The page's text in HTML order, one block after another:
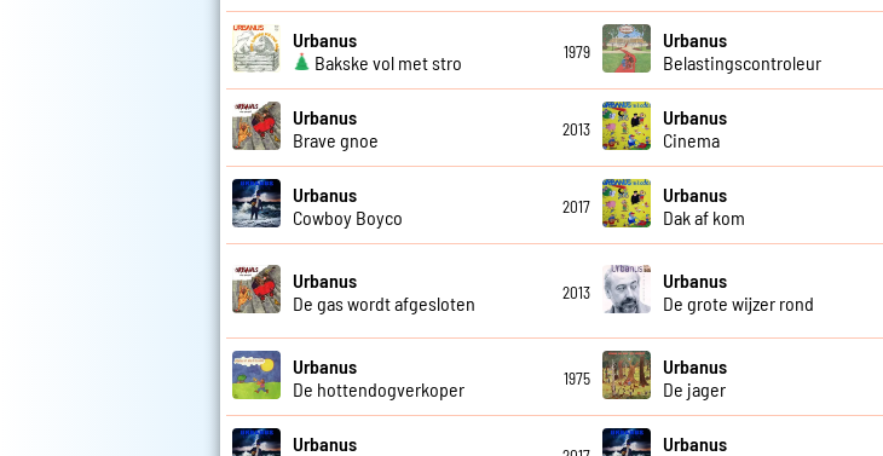
Urbanus
Bakske vol met stro
1979
Urbanus
Belastingscontroleur
Urbanus
Brave gnoe
2013
Urbanus
Cinema
Urbanus
Cowboy Boyco
2017
Urbanus
Dak af kom
Urbanus
De gas wordt afgesloten
2013
Urbanus
De grote wijzer rond
Urbanus
De hottendogverkoper
1975
Urbanus
De jager
Urbanus
Urbanus